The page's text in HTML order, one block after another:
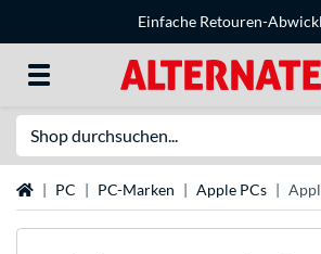
Einfache Retouren-
Startseite
PC PC-Marken Apple PCs